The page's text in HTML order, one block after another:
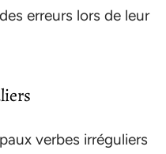
erreurs lors de leur
verbes irréguliers